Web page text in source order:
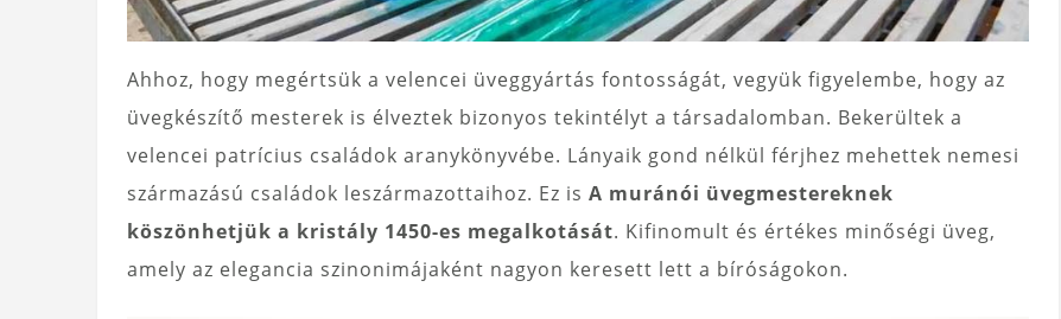
Ahhoz, hogy megértsük a velencei üveggyártás fontosságát, vegyük figyelembe, hogy az
üvegkészítő mesterek is élveztek bizonyos tekintélyt a társadalomban. Bekerültek a
velencei patrícius családok aranykönyvébe. Lányaik gond nélkül férjhez mehettek nemesi
származású családok leszármazottaihoz. Ez is A muránói üvegmestereknek
köszönhetjük a kristály 1450-es megalkotását. Kifinomult és értékes minőségi üveg,
amely az elegancia szinonimájaként nagyon keresett lett a bíróságokon.